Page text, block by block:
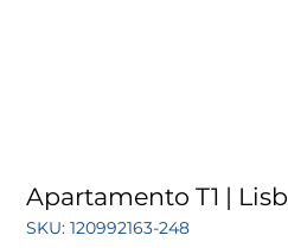
Apartamento T1 |
SKU: SKU
120992163-
120992163-248